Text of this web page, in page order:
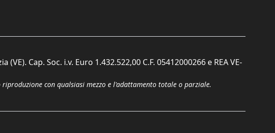
Cap. Soc. i.v. Euro 1.432.522,00 C.F. 05412000266 e REA VE-
con qualsiasi mezzo e l'adattamento totale o parziale.